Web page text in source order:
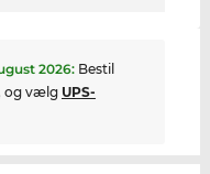
2026: Bestil
og vælg UPS-